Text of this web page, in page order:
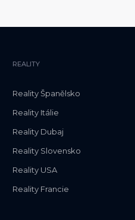
REALITY
Reality Španělsko
Reality Itálie
Reality Dubaj
Reality Slovensko
Reality USA
Reality Francie